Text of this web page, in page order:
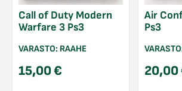
Call of Duty Modern
Warfare 3 Ps3
VARASTO: RAAHE
15,00€
Air
Ps3
20,00